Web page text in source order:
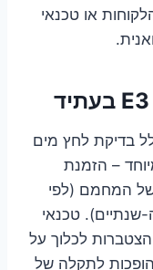
או טכנאי
בדיקת לחץ מים
– הזמנת
של המחמם (לפי
שנתיים). טכנאי
הצטברות לכלוך על
הופכות לתקלה של